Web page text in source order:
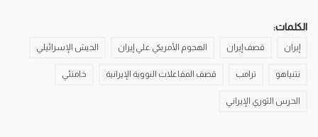
الكلمات:
إيران قصف إيران الهجوم الأمريكي علي إيران الجيش الإسرائيلي
نتنياهو ترامب قصف المفاعلات النووية الإيرانية خامنئي
الحرس الثوري الإيراني